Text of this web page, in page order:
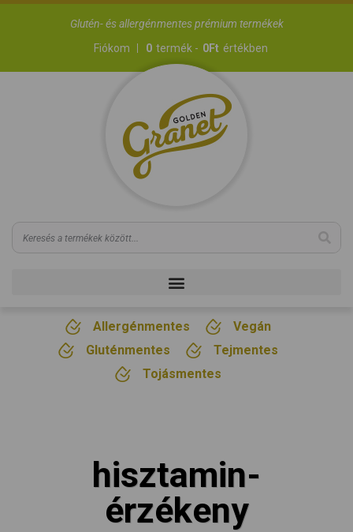
Glutén- és allergénmentes prémium termékek
Fiókom
0 termék - 0Ft értékben
Allergénmentes
Vegán
Gluténmentes
Tejmentes
Tojásmentes
hisztamin-
érzékeny